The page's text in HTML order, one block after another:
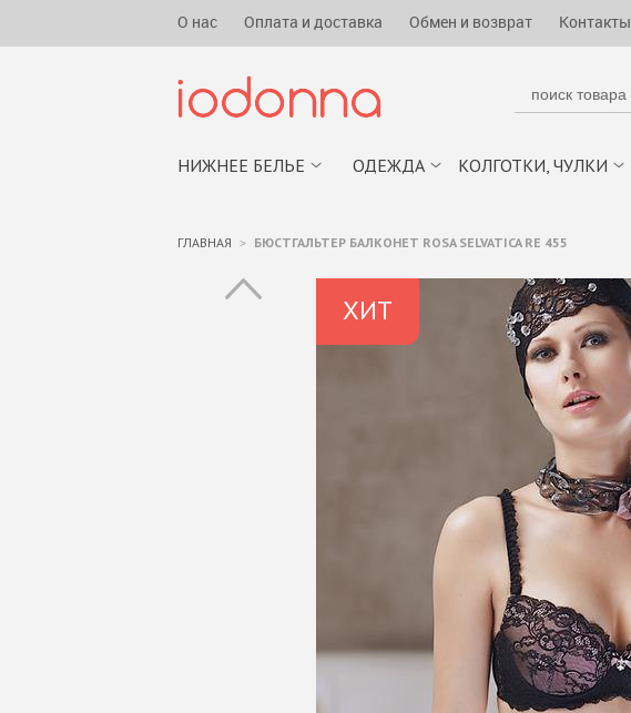
О нас Оплата и доставка Обмен и возврат Контакты
НИЖНЕЕ БЕЛЬЕ ОДЕЖДА КОЛГОТКИ, ЧУЛКИ
ГЛАВНАЯ БЮСТГАЛЬТЕР БАЛКОНЕТ ROSA SELVATICA RE 455
ХИТ